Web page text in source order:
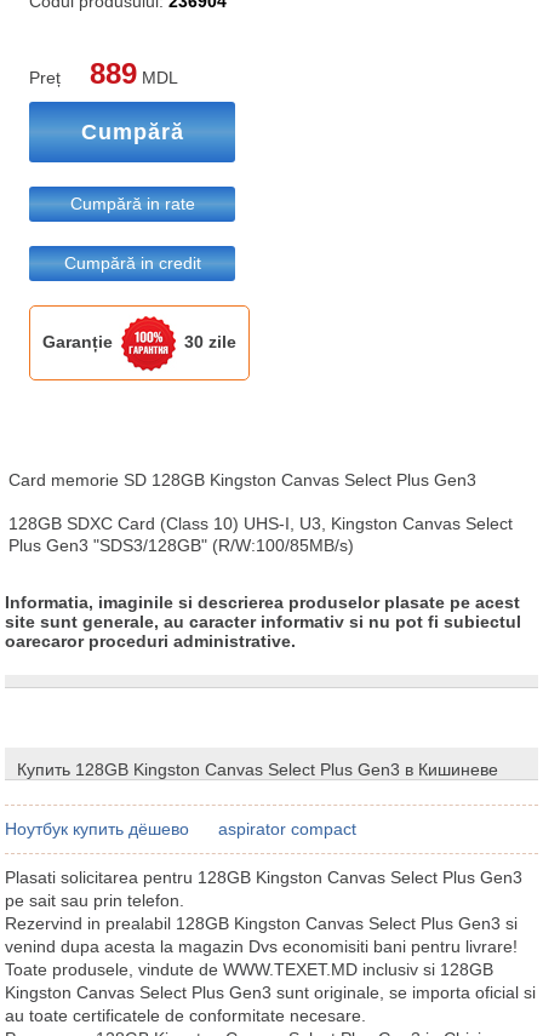
Preț 889 MDL
Cumpără
Cumpără in rate
Cumpără in credit
Garanție 30 zile
Card memorie SD 128GB Kingston Canvas Select Plus Gen3
128GB SDXC Card (Class 10) UHS-I, U3, Kingston Canvas Select
Plus Gen3 "SDS3/128GB" (R/W:100/85MB/s)
Informatia, imaginile si descrierea produselor plasate pe acest
site sunt generale, au caracter informativ si nu pot fi subiectul
oarecaror proceduri administrative.
Купить 128GB Kingston Canvas Select Plus Gen3 в Кишиневе
Ноутбук купить дёшево aspirator compact
Plasati solicitarea pentru 128GB Kingston Canvas Select Plus Gen3
pe sait sau prin telefon.
Rezervind in prealabil 128GB Kingston Canvas Select Plus Gen3 si
venind dupa acesta la magazin Dvs economisiti bani pentru livrare!
Toate produsele, vindute de WWW.TEXET.MD inclusiv si 128GB
Kingston Canvas Select Plus Gen3 sunt originale, se importa oficial si
au toate certificatele de conformitate necesare.